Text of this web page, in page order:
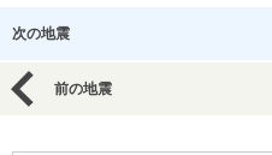
次の地震
前の地震